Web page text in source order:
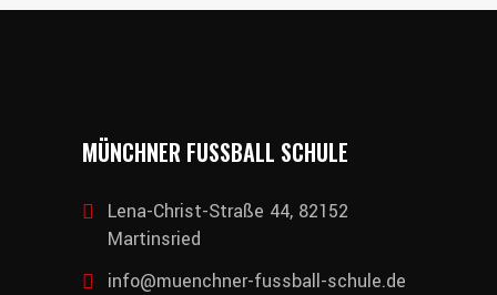
MÜNCHNER FUSSBALL SCHULE
Lena-Christ-Straße 44, 82152
Martinsried
info@muenchner-fussball-schule.de